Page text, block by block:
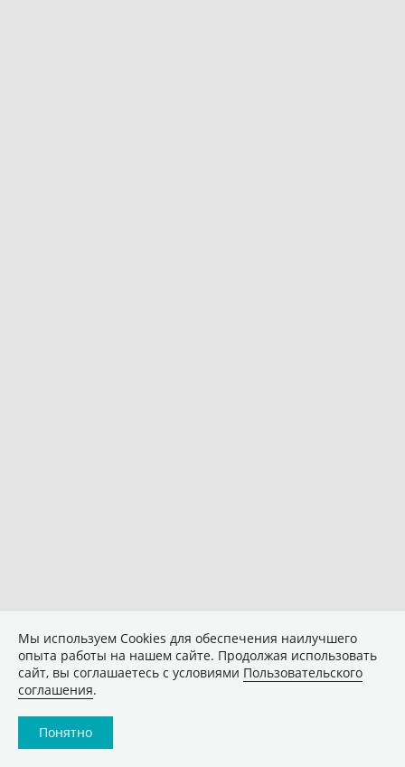
Мы используем Сookies для обеспечения наилучшего
опыта работы на нашем сайте. Продолжая использовать
сайт, вы соглашаетесь с условиями Пользовательского
соглашения.
Понятно